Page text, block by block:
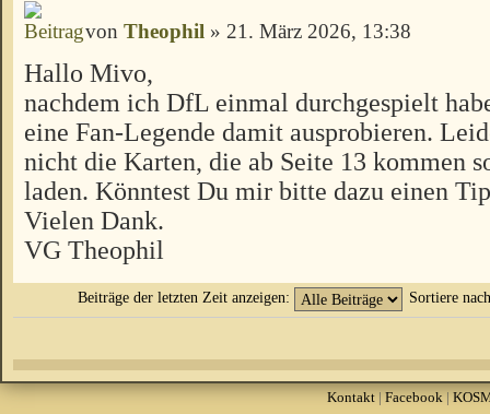
von Theophil » 21. März 2026, 13:38
Hallo Mivo,
nachdem ich DfL einmal durchgespielt
eine Fan-Legende damit ausprobieren.
nicht die Karten, die ab Seite 13 kommen
laden. Könntest Du mir bitte dazu einen
Vielen Dank.
VG Theophil
Beiträge der letzten Zeit anzeigen: Sortiere
Kontakt|Facebook|